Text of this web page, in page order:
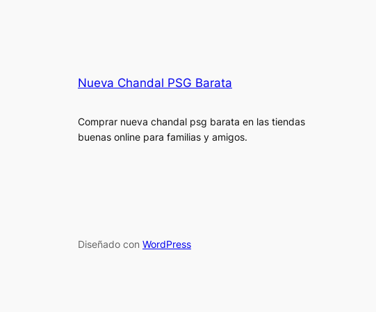
Nueva Chandal PSG Barata
Comprar nueva chandal psg barata en las tiendas
buenas online para familias y amigos.
Diseñado con WordPress